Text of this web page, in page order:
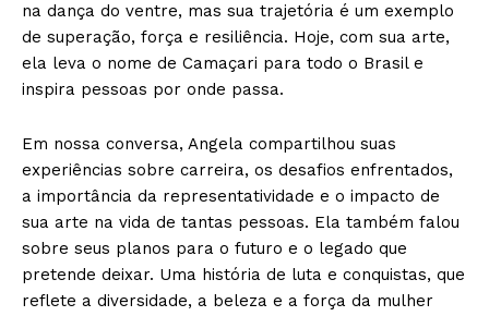
na dança do ventre, mas sua trajetória é um exemplo
de superação, força e resiliência. Hoje, com sua arte,
ela leva o nome de Camaçari para todo o Brasil e
inspira pessoas por onde passa.
Em nossa conversa, Angela compartilhou suas
experiências sobre carreira, os desafios enfrentados,
a importância da representatividade e o impacto de
sua arte na vida de tantas pessoas. Ela também falou
sobre seus planos para o futuro e o legado que
pretende deixar. Uma história de luta e conquistas, que
reflete a diversidade, a beleza e a força da mulher